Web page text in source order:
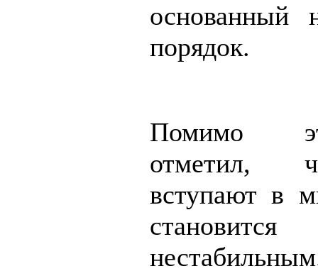
основанный
порядок.
Помимо
вступают в